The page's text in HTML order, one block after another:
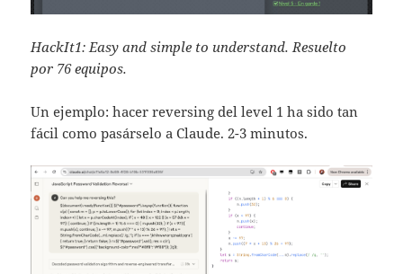
HackIt1: Easy and simple to understand. Resuelto
por 76 equipos.
Un ejemplo: hacer reversing del level 1 ha sido tan
fácil como pasárselo a Claude. 2-3 minutos.